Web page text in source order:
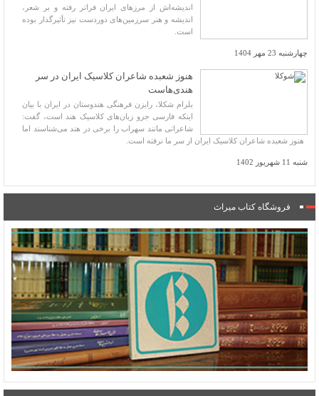
اندیشه‌اش از مرزهای ایران فراتر رفته و بر شعر،
اندیشه و هنر سرزمین‌های دوردست نیز تأثیرگذار بوده
است.
چهارشنبه 23 مهر 1404
هنوز شعبده شاعران کلاسیک ایران در سر
هندی‌هاست
بلرام شکلا، رایزن فرهنگی هندوستان در ایران با بیان
اینکه فارسی جزو زبان‌های کلاسیک هند است، گفت:
شاعرانی مانند سهراب را برخی در هند می‌شناسند اما
هنوز شعبده شاعران کلاسیک ایران از سر ما نرفته است.
شنبه 11 شهریور 1402
فروشگاه کتاب میراث